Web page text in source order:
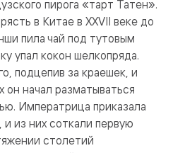
пирога «тарт Татен».
в Китае в XXVII веке до
пила чай под тутовым
упал кокон шелкопряда.
подцепив за краешек, и
он начал разматываться
Императрица приказала
из них соткали первую
столетий